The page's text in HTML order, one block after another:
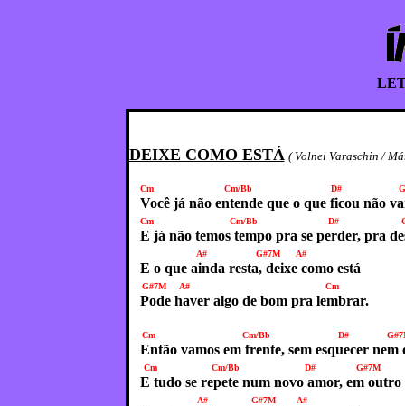
DEIXE COMO ESTÁ ( Volnei Varaschin /
Cm Cm/Bb D#
Você já não entende que o que ficou não
Cm Cm/Bb D#
E já não temos tempo pra se perder, pra
A# G#7M A#
E o que ainda resta, deixe como está
G#7M A# Cm
Pode haver algo de bom pra lembrar.
Cm Cm/Bb D#
Então vamos em frente, sem esquecer
Cm Cm/Bb D# G#7M
E tudo se repete num novo amor, em
A# G#7M A#